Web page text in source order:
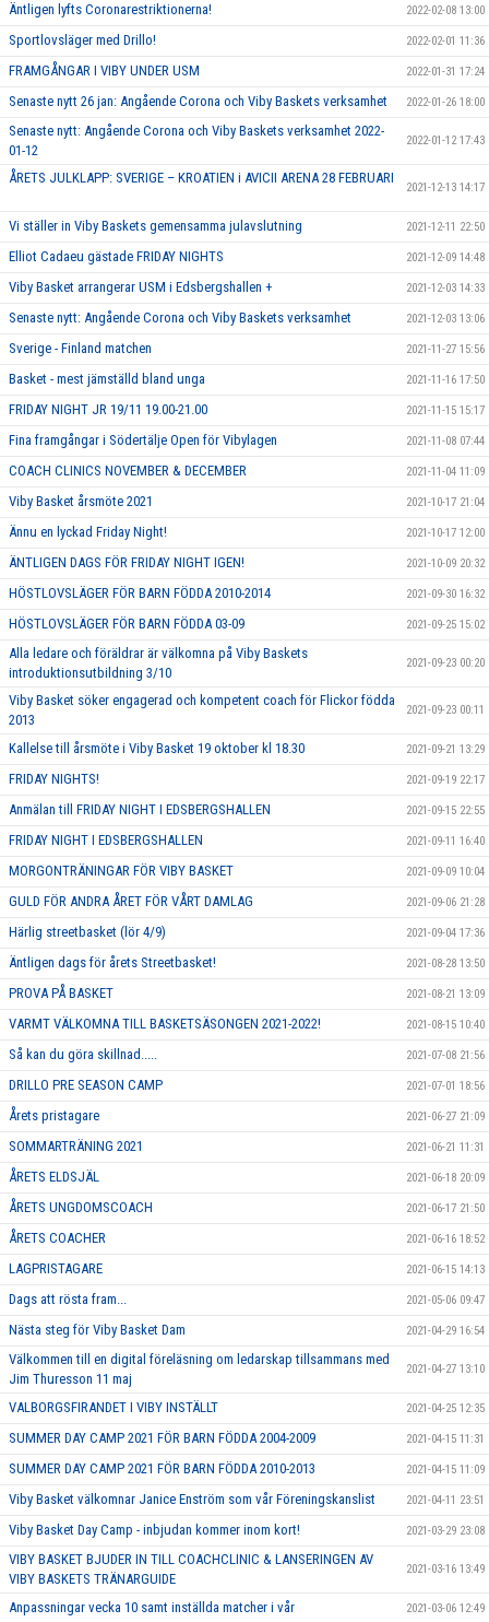
Äntligen lyfts Coronarestriktionerna! 2022-02-08 13:00
Sportlovsläger med Drillo! 2022-02-01 11:36
FRAMGÅNGAR I VIBY UNDER USM 2022-01-31 17:24
Senaste nytt 26 jan: Angående Corona och Viby Baskets verksamhet 2022-01-26 18:00
Senaste nytt: Angående Corona och Viby Baskets verksamhet 2022-
01-12
2022-01-12 17:43
ÅRETS JULKLAPP: SVERIGE – KROATIEN i AVICII ARENA 28 FEBRUARI
2021-12-13 14:17
Vi ställer in Viby Baskets gemensamma julavslutning 2021-12-11 22:50
Elliot Cadaeu gästade FRIDAY NIGHTS 2021-12-09 14:48
Viby Basket arrangerar USM i Edsbergshallen + 2021-12-03 14:33
Senaste nytt: Angående Corona och Viby Baskets verksamhet 2021-12-03 13:06
Sverige - Finland matchen 2021-11-27 15:56
Basket - mest jämställd bland unga 2021-11-16 17:50
FRIDAY NIGHT JR 19/11 19.00-21.00 2021-11-15 15:17
Fina framgångar i Södertälje Open för Vibylagen 2021-11-08 07:44
COACH CLINICS NOVEMBER & DECEMBER 2021-11-04 11:09
Viby Basket årsmöte 2021 2021-10-17 21:04
Ännu en lyckad Friday Night! 2021-10-17 12:00
ÄNTLIGEN DAGS FÖR FRIDAY NIGHT IGEN! 2021-10-09 20:32
HÖSTLOVSLÄGER FÖR BARN FÖDDA 2010-2014 2021-09-30 16:32
HÖSTLOVSLÄGER FÖR BARN FÖDDA 03-09 2021-09-25 15:02
Alla ledare och föräldrar är välkomna på Viby Baskets
introduktionsutbildning 3/10
2021-09-23 00:20
Viby Basket söker engagerad och kompetent coach för Flickor födda
2013
2021-09-23 00:11
Kallelse till årsmöte i Viby Basket 19 oktober kl 18.30 2021-09-21 13:29
FRIDAY NIGHTS! 2021-09-19 22:17
Anmälan till FRIDAY NIGHT I EDSBERGSHALLEN 2021-09-15 22:55
FRIDAY NIGHT I EDSBERGSHALLEN 2021-09-11 16:40
MORGONTRÄNINGAR FÖR VIBY BASKET 2021-09-09 10:04
GULD FÖR ANDRA ÅRET FÖR VÅRT DAMLAG 2021-09-06 21:28
Härlig streetbasket (lör 4/9) 2021-09-04 17:36
Äntligen dags för årets Streetbasket! 2021-08-28 13:50
PROVA PÅ BASKET 2021-08-21 13:09
VARMT VÄLKOMNA TILL BASKETSÄSONGEN 2021-2022! 2021-08-15 10:40
Så kan du göra skillnad..... 2021-07-08 21:56
DRILLO PRE SEASON CAMP 2021-07-01 18:56
Årets pristagare 2021-06-27 21:09
SOMMARTRÄNING 2021 2021-06-21 11:31
ÅRETS ELDSJÄL 2021-06-18 20:09
ÅRETS UNGDOMSCOACH 2021-06-17 21:50
ÅRETS COACHER 2021-06-16 18:52
LAGPRISTAGARE 2021-06-15 14:13
Dags att rösta fram... 2021-05-06 09:47
Nästa steg för Viby Basket Dam 2021-04-29 16:54
Välkommen till en digital föreläsning om ledarskap tillsammans med
Jim Thuresson 11 maj
2021-04-27 13:10
VALBORGSFIRANDET I VIBY INSTÄLLT 2021-04-25 12:35
SUMMER DAY CAMP 2021 FÖR BARN FÖDDA 2004-2009 2021-04-15 11:31
SUMMER DAY CAMP 2021 FÖR BARN FÖDDA 2010-2013 2021-04-15 11:09
Viby Basket välkomnar Janice Enström som vår Föreningskanslist 2021-04-11 23:51
Viby Basket Day Camp - inbjudan kommer inom kort! 2021-03-29 23:08
VIBY BASKET BJUDER IN TILL COACHCLINIC & LANSERINGEN AV
VIBY BASKETS TRÄNARGUIDE
2021-03-16 13:49
Anpassningar vecka 10 samt inställda matcher i vår 2021-03-06 12:49